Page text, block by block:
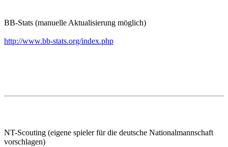
BB-Stats (manuelle Aktualisierung möglich)
http://www.bb-stats.org/index.php
NT-Scouting (eigene spieler für die deutsche Nationalmannschaft
vorschlagen)